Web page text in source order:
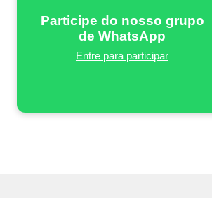
Participe do nosso grupo
de WhatsApp
Entre para participar